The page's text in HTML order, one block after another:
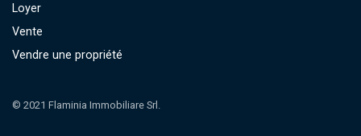
Loyer
Vente
Vendre une propriété
© 2021 Flaminia Immobiliare Srl.